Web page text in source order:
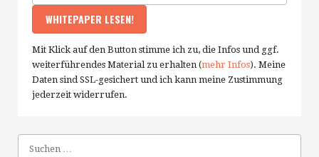
Mit Klick auf den Button stimme ich zu, die Infos und ggf.
weiterführendes Material zu erhalten (mehr Infos). Meine
Daten sind SSL-gesichert und ich kann meine Zustimmung
jederzeit widerrufen.